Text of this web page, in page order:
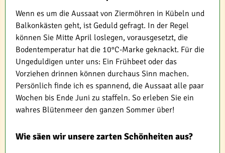
Wenn es um die Aussaat von Ziermöhren in Kübeln und
Balkonkästen geht, ist Geduld gefragt. In der Regel
können Sie Mitte April loslegen, vorausgesetzt, die
Bodentemperatur hat die 10°C-Marke geknackt. Für die
Ungeduldigen unter uns: Ein Frühbeet oder das
Vorziehen drinnen können durchaus Sinn machen.
Persönlich finde ich es spannend, die Aussaat alle paar
Wochen bis Ende Juni zu staffeln. So erleben Sie ein
wahres Blütenmeer den ganzen Sommer über!
Wie säen wir unsere zarten Schönheiten aus?